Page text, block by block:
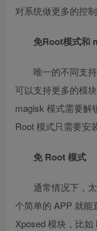
对系统做更多的控
免Root模式和
唯一的不同支
可以支持更多的模
magisk 模式需要解
Root 模式只需要安
免 Root 模式
通常情况下，
个简单的 APP 就能
Xposed 模块，比如